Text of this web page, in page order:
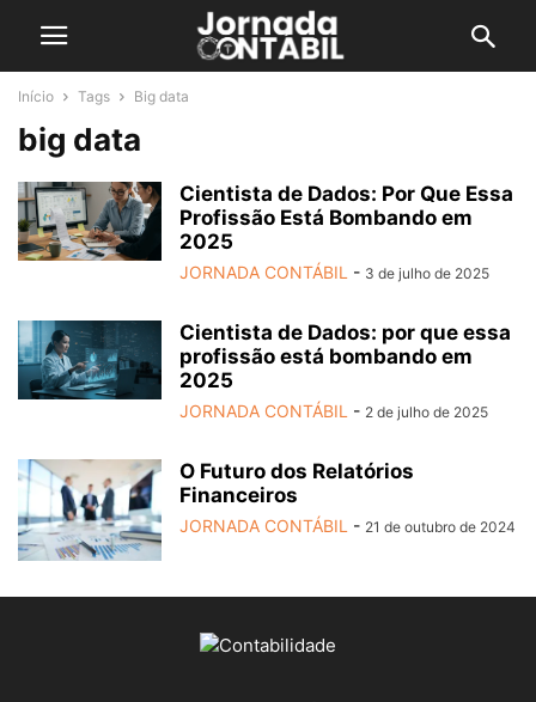
Início Tags Big data
big data
Cientista de Dados: Por Que Essa
Profissão Está Bombando em
2025
JORNADA CONTÁBIL - 3 de julho de 2025
Cientista de Dados: por que essa
profissão está bombando em
2025
JORNADA CONTÁBIL - 2 de julho de 2025
O Futuro dos Relatórios
Financeiros
JORNADA CONTÁBIL - 21 de outubro de 2024